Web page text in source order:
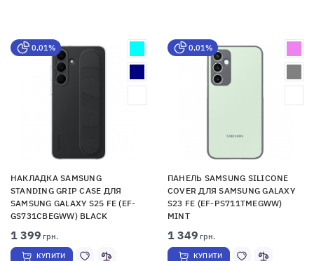
0,01%
НАКЛАДКА SAMSUNG
STANDING GRIP CASE ДЛЯ
SAMSUNG GALAXY S25 FE (EF-
GS731CBEGWW) BLACK
1 399 грн.
КУПИТИ
0,01%
ПАНЕЛЬ SAMSUNG SILICONE
COVER ДЛЯ SAMSUNG GALAXY
S23 FE (EF-PS711TMEGWW)
MINT
1 349 грн.
КУПИТИ